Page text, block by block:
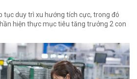
tục duy trì xu hướng tích cực, trong đó
hiện thực mục tiêu tăng trưởng 2 con